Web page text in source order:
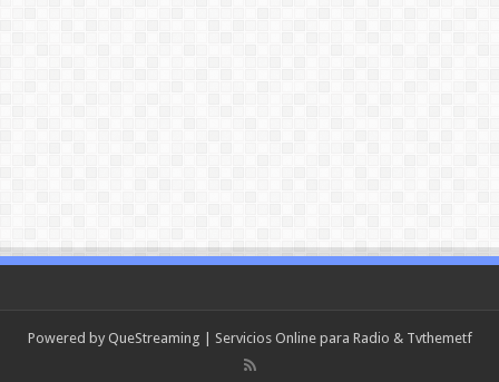
Powered by QueStreaming | Servicios Online para Radio & Tvthemetf